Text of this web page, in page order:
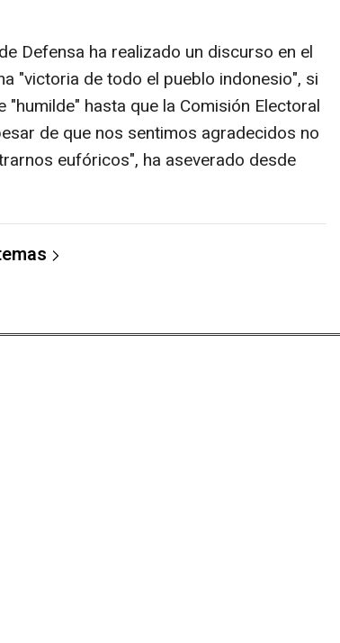
Defensa ha realizado un discurso en el
"victoria de todo el pueblo indonesio", si
hasta que la Comisión Electoral
de que nos sentimos agradecidos no
eufóricos", ha aseverado desde